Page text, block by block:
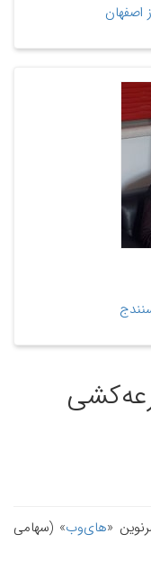
اصفهان
«های‌وب» (سهامی